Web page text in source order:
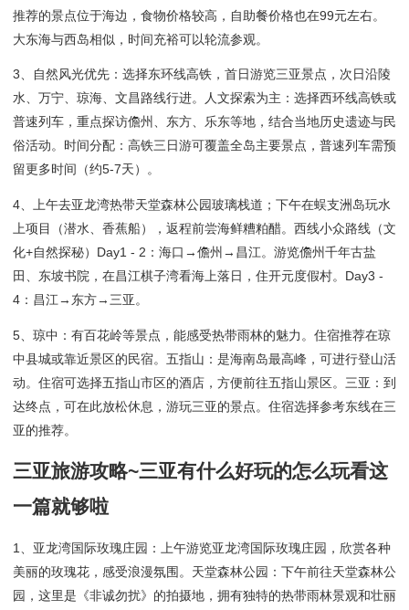
推荐的景点位于海边，食物价格较高，自助餐价格也在99元左右。
大东海与西岛相似，时间充裕可以轮流参观。
3、自然风光优先：选择东环线高铁，首日游览三亚景点，次日沿陵
水、万宁、琼海、文昌路线行进。人文探索为主：选择西环线高铁或
普速列车，重点探访儋州、东方、乐东等地，结合当地历史遗迹与民
俗活动。时间分配：高铁三日游可覆盖全岛主要景点，普速列车需预
留更多时间（约5-7天）。
4、上午去亚龙湾热带天堂森林公园玻璃栈道；下午在蜈支洲岛玩水
上项目（潜水、香蕉船），返程前尝海鲜糟粕醋。西线小众路线（文
化+自然探秘）Day1 - 2：海口→儋州→昌江。游览儋州千年古盐
田、东坡书院，在昌江棋子湾看海上落日，住开元度假村。Day3 -
4：昌江→东方→三亚。
5、琼中：有百花岭等景点，能感受热带雨林的魅力。住宿推荐在琼
中县城或靠近景区的民宿。五指山：是海南岛最高峰，可进行登山活
动。住宿可选择五指山市区的酒店，方便前往五指山景区。三亚：到
达终点，可在此放松休息，游玩三亚的景点。住宿选择参考东线在三
亚的推荐。
三亚旅游攻略~三亚有什么好玩的怎么玩看这
一篇就够啦
1、亚龙湾国际玫瑰庄园：上午游览亚龙湾国际玫瑰庄园，欣赏各种
美丽的玫瑰花，感受浪漫氛围。天堂森林公园：下午前往天堂森林公
园，这里是《非诚勿扰》的拍摄地，拥有独特的热带雨林景观和壮丽